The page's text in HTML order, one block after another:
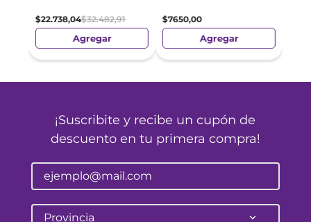
$22.738,04$32.482,91
Agregar
$7650,00
Agregar
¡Suscribite y recibe un cupón de
descuento en tu primera compra!
Provincia